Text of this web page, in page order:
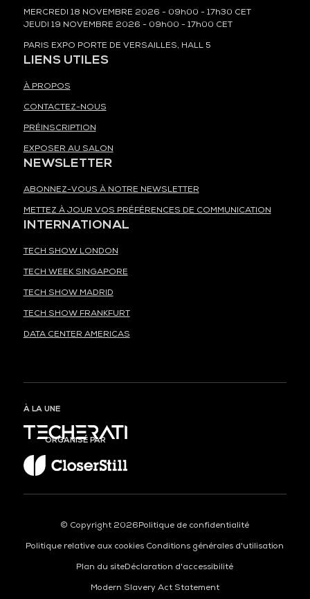
MERCREDI 18 NOVEMBRE 2026 - 09h00 - 17h30 CET
JEUDI 19 NOVEMBRE 2026 - 09h00 - 17h00 CET
PARIS EXPO PORTE DE VERSAILLES, HALL 5
LIENS UTILES
À PROPOS
CONTACTEZ-NOUS
PRÉINSCRIPTION
EXPOSER AU SALON
NEWSLETTER
ABONNEZ-VOUS À NOTRE NEWSLETTER
METTEZ À JOUR VOS PRÉFÉRENCES DE COMMUNICATION
INTERNATIONAL
TECH SHOW LONDON
TECH WEEK SINGAPORE
TECH SHOW MADRID
TECH SHOW FRANKFURT
DATA CENTER AMERICAS
À LA UNE
ORGANISÉ PAR
© Copyright 2026Politique de confidentialité
Politique relative aux cookies Conditions générales d'utilisation
Plan du siteDéclaration d'accessibilité
Modern Slavery Act Statement